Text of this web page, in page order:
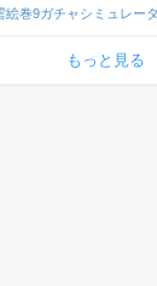
絵巻9ガチャシミュレー
もっと見る